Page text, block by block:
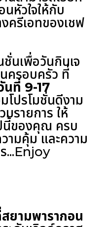
หัวใจให้กับ
ครีเอทของเชฟ
ชั่นเพื่อวันกินเจ
ครอบครัว ที่
นที่ 9-17
โปรโมชั่นดีงาม
มรายการ ให้
นี้ของคุณ ครบ
ามคุ้ม และความ
...Enjoy
ยามพารากอน